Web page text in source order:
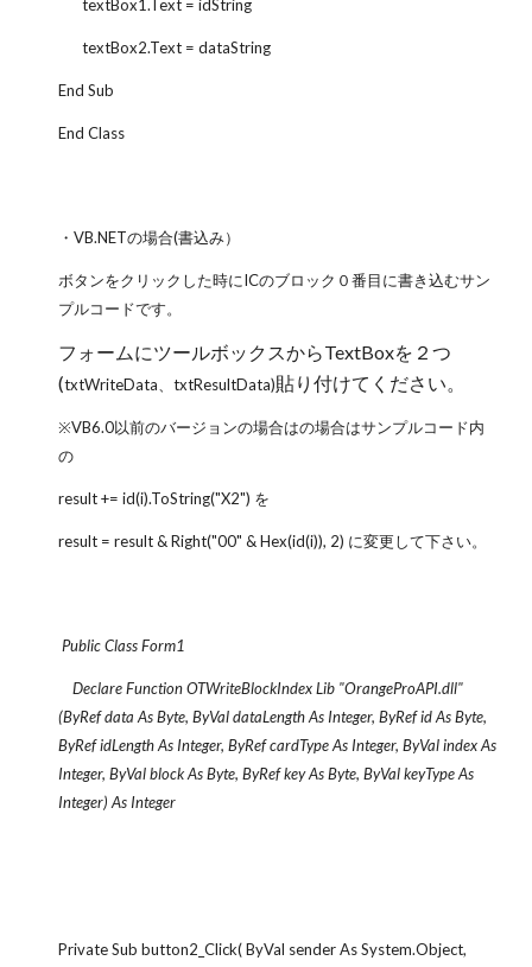
textBox1.Text = idString
textBox2.Text = dataString
End Sub
End Class
・VB.NETの場合(書込み）
ボタンをクリックした時にICのブロック０番目に書き込むサン
プルコードです。
フォームにツールボックスからTextBoxを２つ
(txtWriteData、txtResultData)貼り付けてください。
※VB6.0以前のバージョンの場合はの場合はサンプルコード内
の
result += id(i).ToString("X2") を
result = result & Right("00" & Hex(id(i)), 2) に変更して下さい。
Public Class Form1
Declare Function OTWriteBlockIndex Lib "OrangeProAPI.dll"
(ByRef data As Byte, ByVal dataLength As Integer, ByRef id As Byte,
ByRef idLength As Integer, ByRef cardType As Integer, ByVal index As
Integer, ByVal block As Byte, ByRef key As Byte, ByVal keyType As
Integer) As Integer
Private Sub button2_Click( ByVal sender As System.Object,